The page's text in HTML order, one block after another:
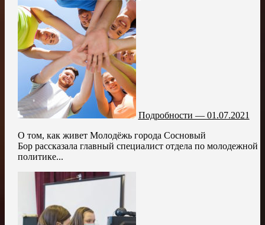
Подробности — 01.07.2021
О том, как живет Молодёжь города Сосновый
Бор рассказала главный специалист отдела по молодежной
политике...